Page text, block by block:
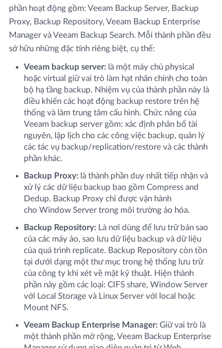
phần hoạt động gồm: Veeam Backup Server, Backup
Proxy, Backup Repository, Veeam Backup Enterprise
Manager và Veeam Backup Search. Mỗi thành phần đều
sở hữu những đặc tính riêng biệt, cụ thể:
Veeam backup server: là một máy chủ physical
hoặc virtual giữ vai trò làm hạt nhân chính cho toàn
bộ hạ tầng backup. Nhiệm vụ của thành phần này là
điều khiển các hoạt động backup restore trên hệ
thống và làm trung tâm cấu hình. Chức năng của
Veeam backup server gồm: xác định phân bổ tài
nguyên, lập lịch cho các công việc backup, quản lý
các tác vụ backup/replication/restore và các thành
phần khác.
Backup Proxy: là thành phần duy nhất tiếp nhận và
xử lý các dữ liệu backup bao gồm Compress and
Dedup. Backup Proxy chỉ được vận hành
cho Window Server trong môi trường ảo hóa.
Backup Repository: Là nơi dùng để lưu trữ bản sao
của các máy ảo, sao lưu dữ liệu backup và dữ liệu
của quá trình replicate. Backup Repository còn tồn
tại dưới dạng một thư mục trong hệ thống lưu trữ
của công ty khi xét về mặt kỹ thuật. Hiện thành
phần này gồm các loại: CIFS share, Window Server
với Local Storage và Linux Server với local hoặc
Mount NFS.
Veeam Backup Enterprise Manager: Giữ vai trò là
một thành phần mở rộng, Veeam Backup Enterprise